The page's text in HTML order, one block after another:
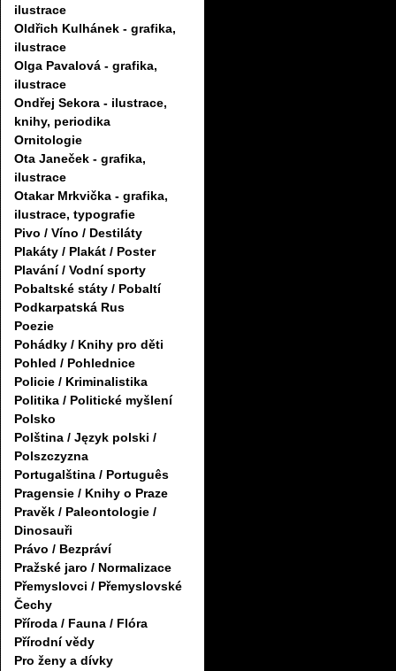
ilustrace
Oldřich Kulhánek - grafika,
ilustrace
Olga Pavalová - grafika,
ilustrace
Ondřej Sekora - ilustrace,
knihy, periodika
Ornitologie
Ota Janeček - grafika,
ilustrace
Otakar Mrkvička - grafika,
ilustrace, typografie
Pivo / Víno / Destiláty
Plakáty / Plakát / Poster
Plavání / Vodní sporty
Pobaltské státy / Pobaltí
Podkarpatská Rus
Poezie
Pohádky / Knihy pro děti
Pohled / Pohlednice
Policie / Kriminalistika
Politika / Politické myšlení
Polsko
Polština / Język polski /
Polszczyzna
Portugalština / Português
Pragensie / Knihy o Praze
Pravěk / Paleontologie /
Dinosauři
Právo / Bezpráví
Pražské jaro / Normalizace
Přemyslovci / Přemyslovské
Čechy
Příroda / Fauna / Flóra
Přírodní vědy
Pro ženy a dívky